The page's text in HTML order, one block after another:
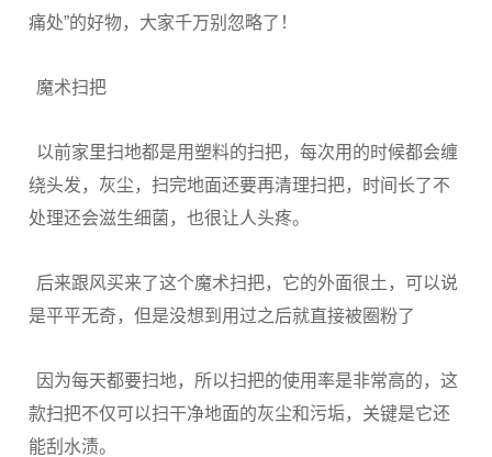
痛处”的好物，大家千万别忽略了！
魔术扫把
以前家里扫地都是用塑料的扫把，每次用的时候都会缠
绕头发，灰尘，扫完地面还要再清理扫把，时间长了不
处理还会滋生细菌，也很让人头疼。
后来跟风买来了这个魔术扫把，它的外面很土，可以说
是平平无奇，但是没想到用过之后就直接被圈粉了
因为每天都要扫地，所以扫把的使用率是非常高的，这
款扫把不仅可以扫干净地面的灰尘和污垢，关键是它还
能刮水渍。